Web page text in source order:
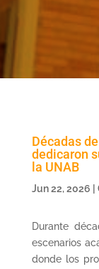
Décadas
dedicaron
la UNAB
Jun 22, 2026
Durante
escenarios
donde los